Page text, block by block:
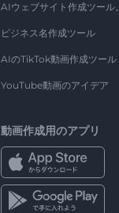
AIウェブサイト作成ツール。
ビジネス名作成ツール
AIのTikTok動画作成ツール
YouTube動画のアイデア
動画作成用のアプリ